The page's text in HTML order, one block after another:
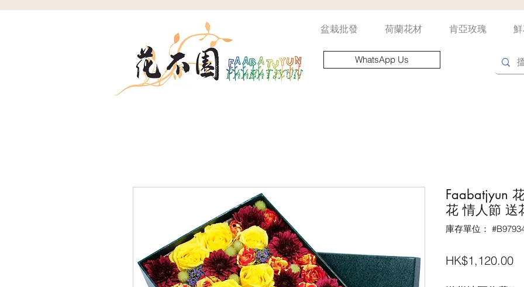
盆栽批發 荷蘭花材 肯亞玫瑰
WhatsApp Us
Faabatjyun
花 情人節 送
庫存單位：
HK$1,120.00價